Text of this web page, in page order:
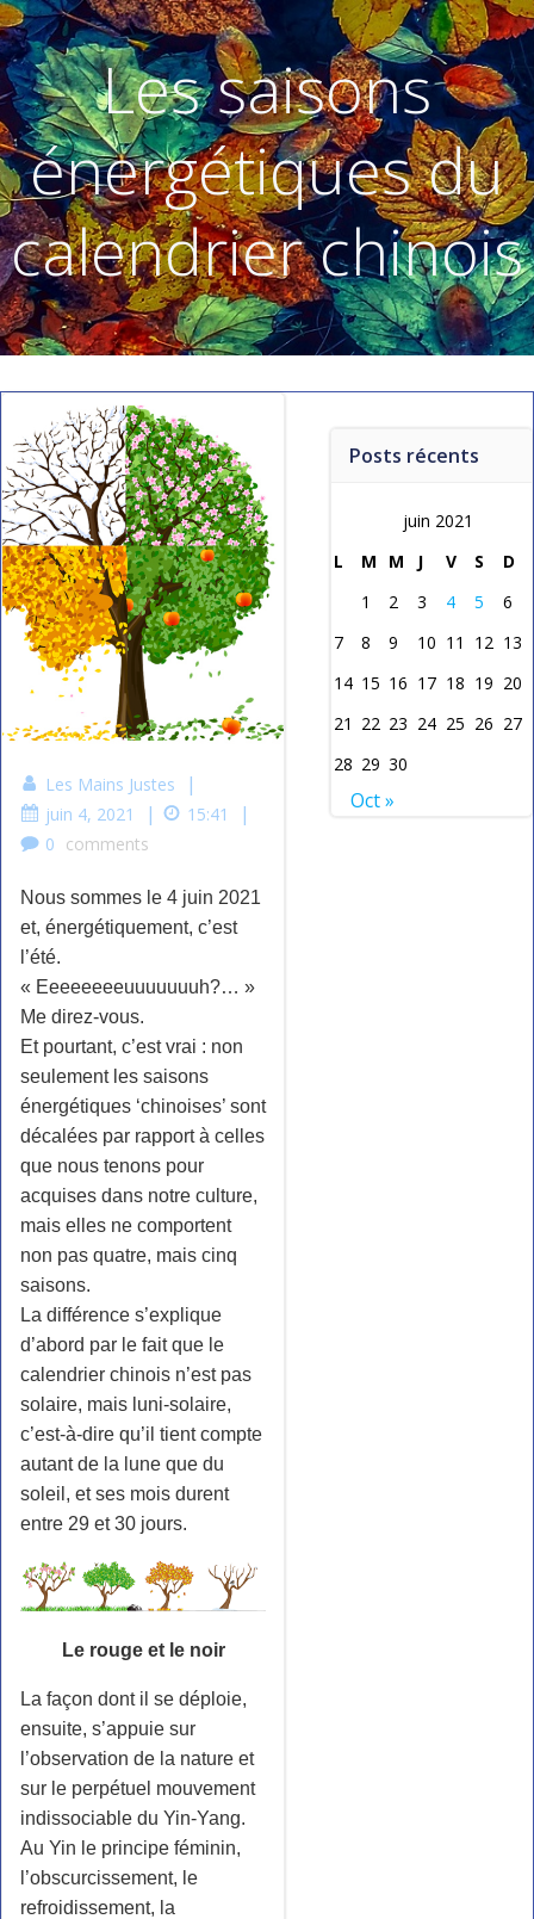
au
contenu
Les saisons
énergétiques du
calendrier chinois
Les Mains Justes |
juin 4, 2021 | 15:41 |
0 comments
Nous sommes le 4 juin 2021
et, énergétiquement, c’est
l’été.
« Eeeeeeeeuuuuuuuh?… »
Me direz-vous.
Et pourtant, c’est vrai : non
seulement les saisons
énergétiques ‘chinoises’ sont
décalées par rapport à celles
que nous tenons pour
acquises dans notre culture,
mais elles ne comportent
non pas quatre, mais cinq
saisons.
La différence s’explique
d’abord par le fait que le
calendrier chinois n’est pas
solaire, mais luni-solaire,
c’est-à-dire qu’il tient compte
autant de la lune que du
soleil, et ses mois durent
entre 29 et 30 jours.
Le rouge et le noir
La façon dont il se déploie,
ensuite, s’appuie sur
l’observation de la nature et
sur le perpétuel mouvement
indissociable du Yin-Yang.
Au Yin le principe féminin,
l’obscurcissement, le
refroidissement, la
Posts récents
juin 2021
L
M M J V S
D
1
2 3 4 5
6
7
8 9 10 11 12 13
14 15 16 17 18 19 20
21 22 23 24 25 26 27
28 29 30
Oct »